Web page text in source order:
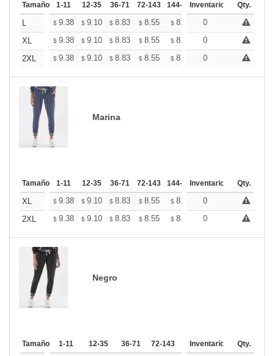
Tamaño 1-11 12-35 36-71 72-143 144-287 288 + Mas
Inventario Qty.
L $ 9.38 $ 9.10 $ 8.83 $ 8.55 $ 8.27 $ +
0
XL
$ 9.38 $ 9.10 $ 8.83 $ 8.55 $ 8.27 $ +
0
2XL
$ 9.38 $ 9.10 $ 8.83 $ 8.55 $ 8.27 $ +
0
Marina
Tamaño 1-11 12-35 36-71 72-143 144-287 288 + Mas
Inventario Qty.
XL $ 9.38 $ 9.10 $ 8.83 $ 8.55 $ 8.27 $ +
0
2XL
$ 9.38 $ 9.10 $ 8.83 $ 8.55 $ 8.27 $ +
0
Negro
Tamaño 1-11 12-35 36-71 72-143 144-287 288 +
Inventario Qty.